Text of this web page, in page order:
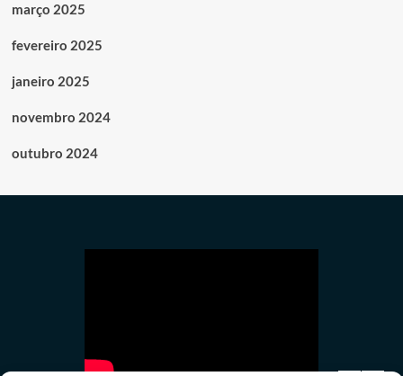
março 2025
fevereiro 2025
janeiro 2025
novembro 2024
outubro 2024